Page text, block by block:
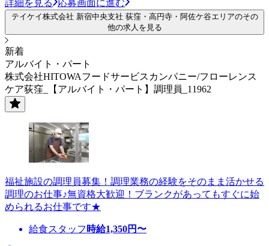
詳細を見る 応募画面に進む
テイケイ株式会社 新宿中央支社 荻窪・高円寺・阿佐ケ谷エリアのその
他の求人を見る
新着
アルバイト・パート
株式会社HITOWAフードサービスカンパニー/フローレンス
ケア荻窪_【アルバイト・パート】調理員_11962
福祉施設の調理員募集！調理業務の経験をそのまま活かせる
調理のお仕事♪無資格大歓迎！ブランクがあってもすぐに始
められるお仕事です★
給食スタッフ 時給1,350円〜